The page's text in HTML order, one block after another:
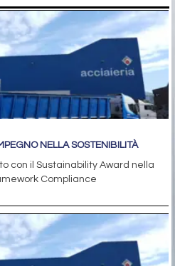
NELLA SOSTENIBILITÀ
con il Sustainability Award nella
Compliance